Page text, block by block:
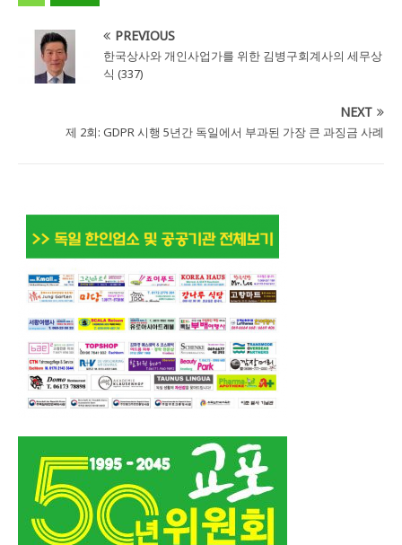
PREVIOUS
한국상사와 개인사업가를 위한 김병구회계사의 세무상
식 (337)
NEXT
제 2회: GDPR 시행 5년간 독일에서 부과된 가장 큰 과징금 사례